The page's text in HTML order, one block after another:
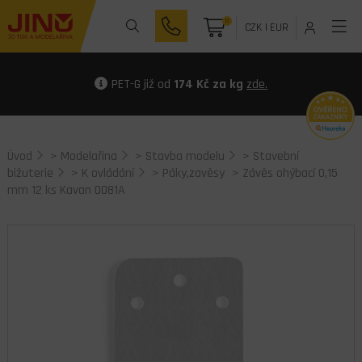
0 CZK| EUR
PET-G již od 174 Kč za kg zde.
Úvod > Modelařina > Stavba modelu > Stavební
bižuterie
> K ovládání > Páky,zavěsy > Závěs ohýbací 0,15
mm 12 ks Kavan 0081A